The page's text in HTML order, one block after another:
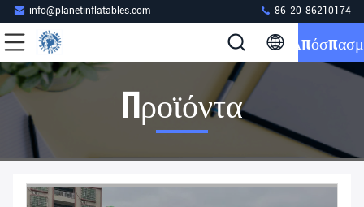
info@planetinflatables.com 86-20-86210174
Προϊόντα